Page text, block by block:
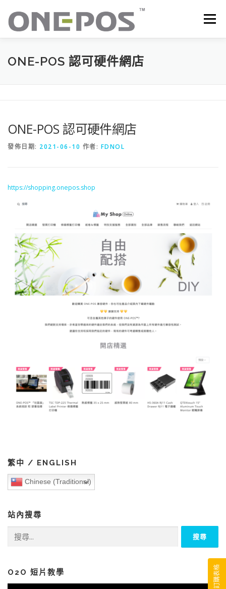
選單
所有產品．下載 價目表 OP+ 聯網版會員中心
ONE-POS 認可硬件網店
ONE-POS 認可硬件網店
發佈日期: 2021-06-10 作者: FDNOL
https://shopping.onepos.shop
繁中 / ENGLISH
Chinese (Traditional)
站內搜尋
字:
O2O 短片教學 訂購表格